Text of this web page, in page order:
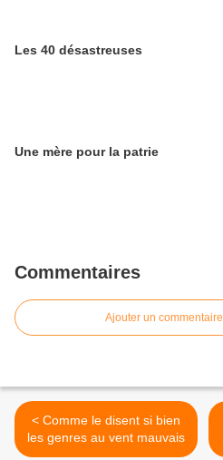
Les 40 désastreuses
Une mère pour la patrie
Commentaires
Ajouter un commentaire
< Comme le disent si bien
les genres au vent mauvais